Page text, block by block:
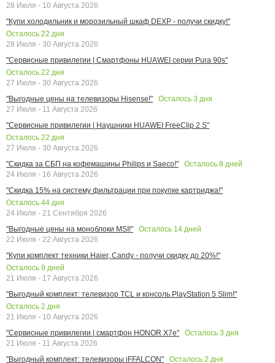
28 Июля - 10 Августа 2026
"Купи холодильник и морозильный шкаф DEXP - получи скидку!"
Осталось 22 дня
28 Июля - 30 Августа 2026
"Сервисные привилегии | Смартфоны HUAWEI серии Pura 90s"
Осталось 22 дня
27 Июля - 30 Августа 2026
"Выгодные цены на телевизоры Hisense!"
Осталось 3 дня
27 Июля - 11 Августа 2026
"Сервисные привилегии | Наушники HUAWEI FreeClip 2 S"
Осталось 22 дня
27 Июля - 30 Августа 2026
"Скидка за СБП на кофемашины Philips и Saeco!"
Осталось 8 дней
24 Июля - 16 Августа 2026
"Скидка 15% на систему фильтрации при покупке картриджа!"
Осталось 44 дня
24 Июля - 21 Сентября 2026
"Выгодные цены на моноблоки MSI!"
Осталось 14 дней
22 Июля - 22 Августа 2026
"Купи комплект техники Haier, Candy - получи скидку до 20%!"
Осталось 9 дней
21 Июля - 17 Августа 2026
"Выгодный комплект: телевизор TCL и консоль PlayStation 5 Slim!"
Осталось 2 дня
21 Июля - 10 Августа 2026
"Сервисные привилегии | смартфон HONOR X7e"
Осталось 3 дня
21 Июля - 11 Августа 2026
"Выгодный комплект: телевизоры iFFALCON"
Осталось 2 дня